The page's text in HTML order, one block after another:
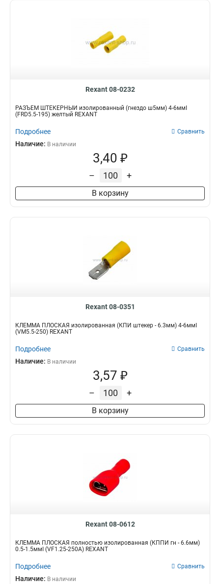
Rexant 08-0232
РАЗЪЁМ ШТЕКЕРНЫЙ изолированный (гнездо ш5мм) 4-6ммІ
(FRD5.5-195) желтый REXANT
Подробнее Сравнить
Наличие: В наличии
3,40 ₽
– +
В корзину
Rexant 08-0351
КЛЕММА ПЛОСКАЯ изолированная (КПИ штекер - 6.3мм) 4-6ммІ
(VM5.5-250) REXANT
Подробнее Сравнить
Наличие: В наличии
3,57 ₽
– +
В корзину
Rexant 08-0612
КЛЕММА ПЛОСКАЯ полностью изолированная (КППИ гн - 6.6мм)
0.5-1.5ммІ (VF1.25-250A) REXANT
Подробнее Сравнить
Наличие: В наличии